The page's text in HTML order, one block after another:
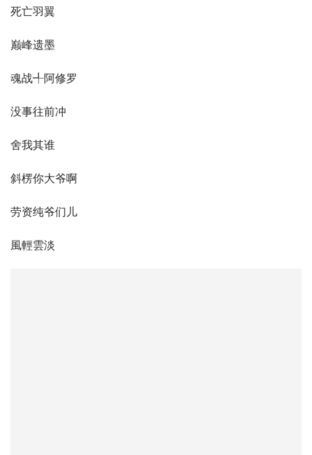
死亡羽翼
巅峰遗墨
魂战╃阿修罗
没事往前冲
舍我其谁
斜楞你大爷啊
劳资纯爷们儿
風輕雲淡